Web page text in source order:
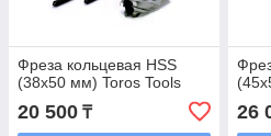
Фреза кольцевая HSS
(38x50 мм) Toros Tools
20 500₸ 26